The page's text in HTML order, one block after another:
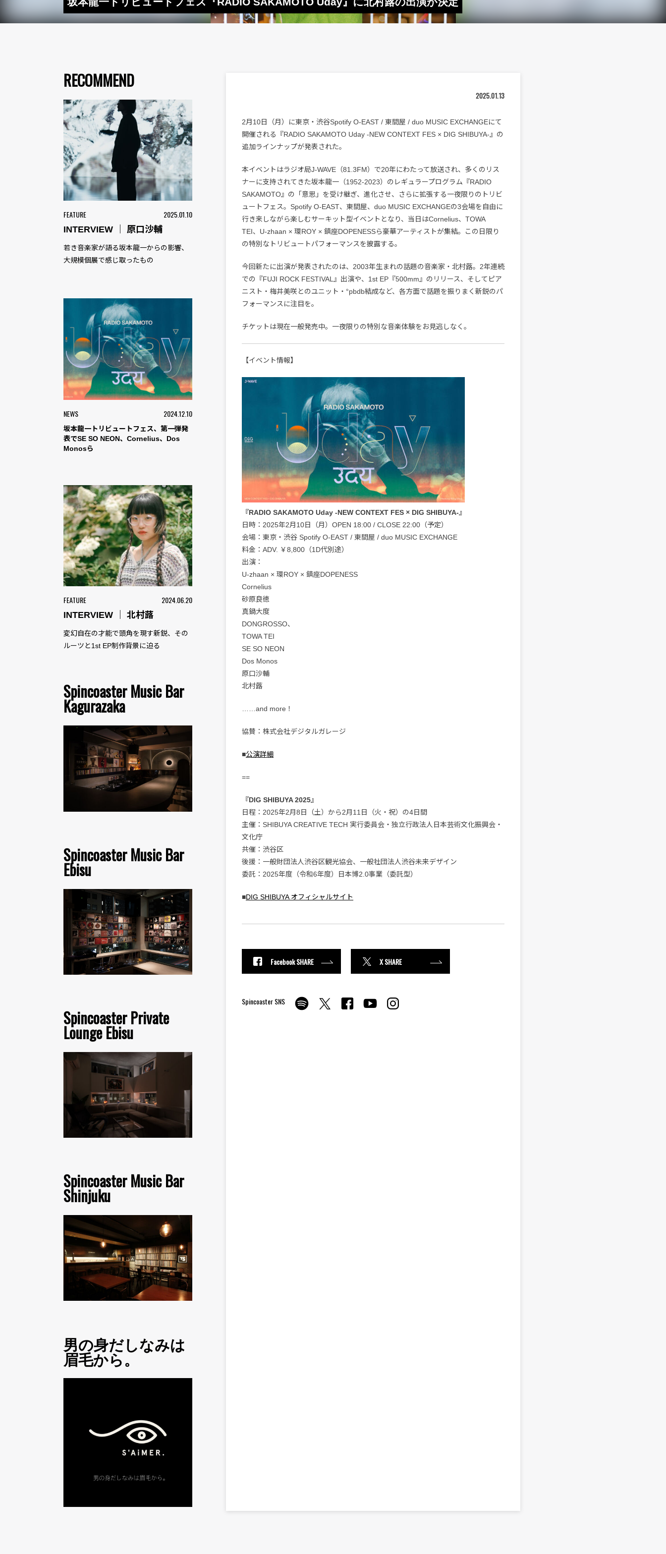
RECOMMEND
FEATURE 2025.01.10
INTERVIEW ｜ 原口沙輔
若き音楽家が語る坂本龍一からの影響、
大規模個展で感じ取ったもの
NEWS 2024.12.10
坂本龍一トリビュートフェス、第一弾発
表でSE SO NEON、Cornelius、Dos
Monosら
FEATURE 2024.06.20
INTERVIEW ｜ 北村蕗
変幻自在の才能で頭角を現す新鋭、その
ルーツと1st EP制作背景に迫る
Spincoaster Music Bar
Kagurazaka
Spincoaster Music Bar
Ebisu
Spincoaster Private
Lounge Ebisu
Spincoaster Music Bar
Shinjuku
男の身だしなみは
眉毛から。
2025.01.13
2月10日（月）に東京・渋谷Spotify O-EAST / 東間屋 / duo MUSIC EXCHANGEにて
開催される『RADIO SAKAMOTO Uday -NEW CONTEXT FES × DIG SHIBUYA-』の
追加ラインナップが発表された。
本イベントはラジオ局J-WAVE（81.3FM）で20年にわたって放送され、多くのリス
ナーに支持されてきた坂本龍一（1952-2023）のレギュラープログラム『RADIO
SAKAMOTO』の「意思」を受け継ぎ、進化させ、さらに拡張する一夜限りのトリビ
ュートフェス。Spotify O-EAST、東間屋、duo MUSIC EXCHANGEの3会場を自由に
行き来しながら楽しむサーキット型イベントとなり、当日はCornelius、TOWA
TEI、U-zhaan × 環ROY × 鎮座DOPENESSら豪華アーティストが集結。この日限り
の特別なトリビュートパフォーマンスを披露する。
今回新たに出演が発表されたのは、2003年生まれの話題の音楽家・北村蕗。2年連続
での『FUJI ROCK FESTIVAL』出演や、1st EP『500mm』のリリース、そしてピア
ニスト・梅井美咲とのユニット・°pbdb結成など、各方面で話題を振りまく新鋭のパ
フォーマンスに注目を。
チケットは現在一般発売中。一夜限りの特別な音楽体験をお見逃しなく。
【イベント情報】
『RADIO SAKAMOTO Uday -NEW CONTEXT FES × DIG SHIBUYA-』
日時：2025年2月10日（月）OPEN 18:00 / CLOSE 22:00（予定）
会場：東京・渋谷 Spotify O-EAST / 東間屋 / duo MUSIC EXCHANGE
料金：ADV. ￥8,800（1D代別途）
出演：
U-zhaan × 環ROY × 鎮座DOPENESS
Cornelius
砂原良徳
真鍋大度
DONGROSSO、
TOWA TEI
SE SO NEON
Dos Monos
原口沙輔
北村蕗
……and more！
協賛：株式会社デジタルガレージ
■公演詳細
==
『DIG SHIBUYA 2025』
日程：2025年2月8日（土）から2月11日（火・祝）の4日間
主催：SHIBUYA CREATIVE TECH 実行委員会・独立行政法人日本芸術文化振興会・
文化庁
共催：渋谷区
後援：一般財団法人渋谷区観光協会、一般社団法人渋谷未来デザイン
委託：2025年度（令和6年度）日本博2.0事業（委託型）
■DIG SHIBUYA オフィシャルサイト
Facebook SHARE X SHARE
Spincoaster SNS